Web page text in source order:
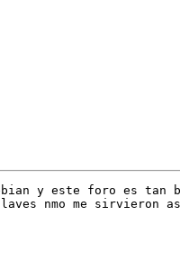
y este foro es tan
nmo me